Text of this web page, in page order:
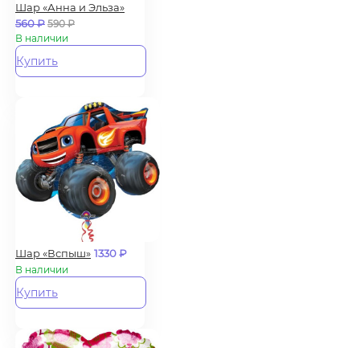
Шар «Анна и Эльза»
560₽ 590₽
В наличии
Купить
Шар «Вспыш» 1330₽
В наличии
Купить